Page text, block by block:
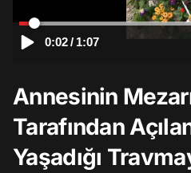
0:02/ 1:07
Annesinin
Tarafından
Yaşadığı